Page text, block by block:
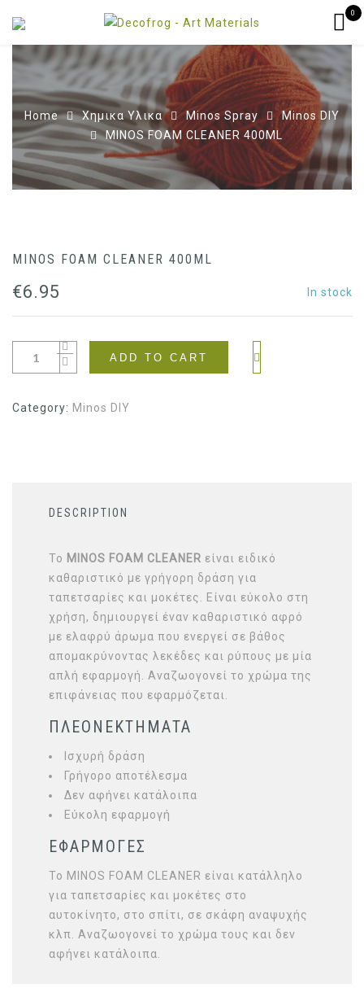
0
Home Χημικα Υλικα Minos Spray
Minos DIY
MINOS FOAM CLEANER 400ML
MINOS FOAM CLEANER 400ML
€6.95 In stock
ADD TO CART
Category: Minos DIY
DESCRIPTION
Το MINOS FOAM CLEANER είναι ειδικό
καθαριστικό με γρήγορη δράση για
ταπετσαρίες και μοκέτες. Είναι εύκολο στη
χρήση, δημιουργεί έναν καθαριστικό αφρό
με ελαφρύ άρωμα που ενεργεί σε βάθος
απομακρύνοντας λεκέδες και ρύπους με μία
απλή εφαρμογή. Αναζωογονεί το χρώμα της
επιφάνειας που εφαρμόζεται.
ΠΛΕΟΝΕΚΤΗΜΑΤΑ
Ισχυρή δράση
Γρήγορο αποτέλεσμα
Δεν αφήνει κατάλοιπα
Εύκολη εφαρμογή
ΕΦΑΡΜΟΓΕΣ
Το MINOS FOAM CLEANER είναι κατάλληλο
για ταπετσαρίες και μοκέτες στο
αυτοκίνητο, στο σπίτι, σε σκάφη αναψυχής
κλπ. Αναζωογονεί το χρώμα τους και δεν
αφήνει κατάλοιπα.